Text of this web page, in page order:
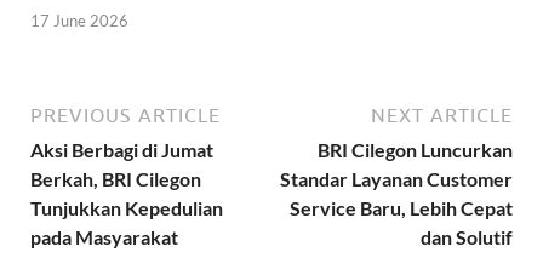
17 June 2026
PREVIOUS ARTICLE
Aksi Berbagi di Jumat
Berkah, BRI Cilegon
Tunjukkan Kepedulian
pada Masyarakat
NEXT ARTICLE
BRI Cilegon Luncurkan
Standar Layanan Customer
Service Baru, Lebih Cepat
dan Solutif